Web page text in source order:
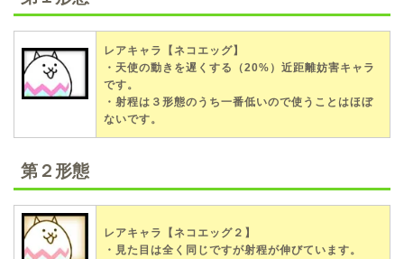
レアキャラ【ネコエッグ】
・天使の動きを遅くする（20%）近距離妨害キャラ
です。
・射程は３形態のうち一番低いので使うことはほぼ
ないです。
第２形態
レアキャラ【ネコエッグ２】
・見た目は全く同じですが射程が伸びています。